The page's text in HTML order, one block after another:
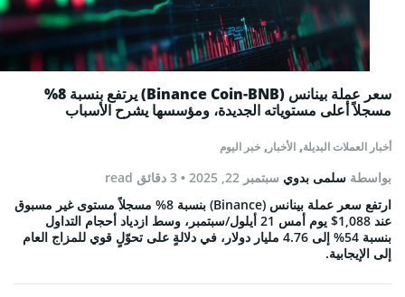
أخبار العملات البديلة, الأخبار, خبر اليوم
سعر عملة بينانس (Binance Coin-BNB) يرتفع بنسبة 8%
مسجلاً أعلى مستوياته الجديدة، ومؤسسها يشرح الأسباب
بواسطة سلمى بدوي سبتمبر 22, 2025
• 3 دقائق read
ارتفع سعر عملة بينانس (Binance) بنسبة 8% مسجلاً مستوى غير مسبوق
عند 1,088$ يوم أمس 21 أيلول/سبتمبر، وسط ازدياد أحجام التداول
بنسبة 54% إلى 4.76 مليار دولار، في دلالةٍ على تحوّلٍ قوي للمزاج العام
إلى الإيجابية.